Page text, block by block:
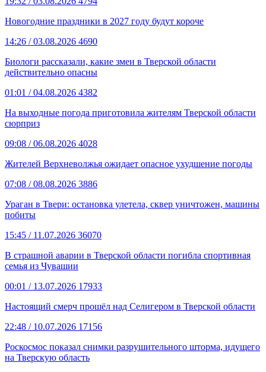
Новогодние праздники в 2027 году будут короче
14:26 / 03.08.2026 4690
Биологи рассказали, какие змеи в Тверской области
действительно опасны
01:01 / 04.08.2026 4382
На выходные погода приготовила жителям Тверской области
сюрприз
09:08 / 06.08.2026 4028
Жителей Верхневолжья ожидает опасное ухудшение погоды
07:08 / 08.08.2026 3886
Ураган в Твери: остановка улетела, сквер уничтожен, машины
побиты
15:45 / 11.07.2026 36070
В страшной аварии в Тверской области погибла спортивная
семья из Чувашии
00:01 / 13.07.2026 17933
Настоящий смерч прошёл над Селигером в Тверской области
22:48 / 10.07.2026 17156
Роскосмос показал снимки разрушительного шторма, идущего
на Тверскую область